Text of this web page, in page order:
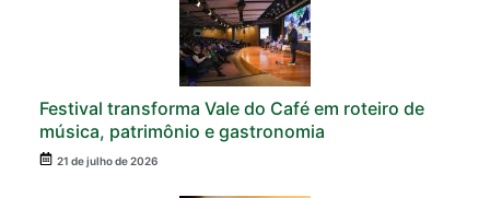
Festival transforma Vale do Café em roteiro de
música, patrimônio e gastronomia
21 de julho de 2026